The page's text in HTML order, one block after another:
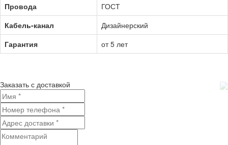
Провода
ГОСТ
Кабель-канал
Дизайнерский
Гарантия
от 5 лет
Заказать с доставкой